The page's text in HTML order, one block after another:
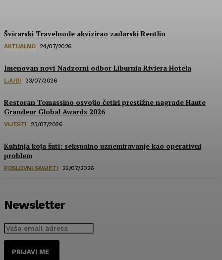
Švicarski Travelnode akvizirao zadarski Rentlio
AKTUALNO 24/07/2026
Imenovan novi Nadzorni odbor Liburnia Riviera Hotela
LJUDI 23/07/2026
Restoran Tomassino osvojio četiri prestižne nagrade Haute
Grandeur Global Awards 2026
VIJESTI 23/07/2026
Kuhinja koja šuti: seksualno uznemiravanje kao operativni
problem
POSLOVNI SAVJETI 22/07/2026
Newsletter
PRIJAVI ME